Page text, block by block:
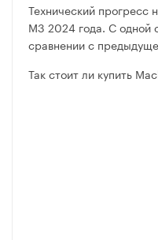
Технический
M3 2024 года. С одной
сравнении с
Так стоит ли купить